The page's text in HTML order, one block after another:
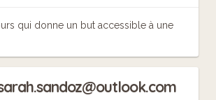
qui donne un but accessible à une